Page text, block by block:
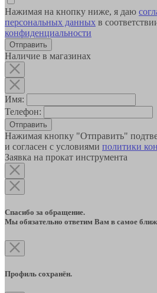
Нажимая на кнопку ниже, я даю
персональных данных в
конфиденциальности
Наличие в магазинах
Имя:
Телефон:
Отправить
Нажимая кнопку "Отправить"
и согласен с условиями политики
Заявка на прокат инструмента
Спасибо за обращение.
Мы обязательно ответим Вам в самое
Профиль сохранён.